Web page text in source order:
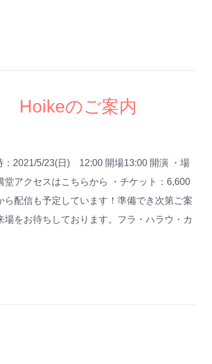
Hoikeのご案内
：2021/5/23(日) 12:00 開場13:00 開演 ・場
アクセスはこちらから ・チケット：6,600
配信も予定しています！準備でき次第ご案
をお待ちしております。フラ・ハラウ・カ